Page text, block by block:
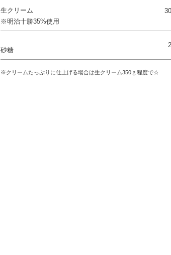
生クリーム
※明治十勝35%使用
砂糖
※クリームたっぷりに仕上げる場合は生クリーム350ｇ程度で☆